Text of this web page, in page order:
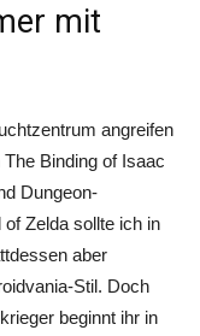
mit
angreifen
Binding of Isaac
Dungeon-
Zelda sollte ich in
aber
Stil. Doch
beginnt ihr in